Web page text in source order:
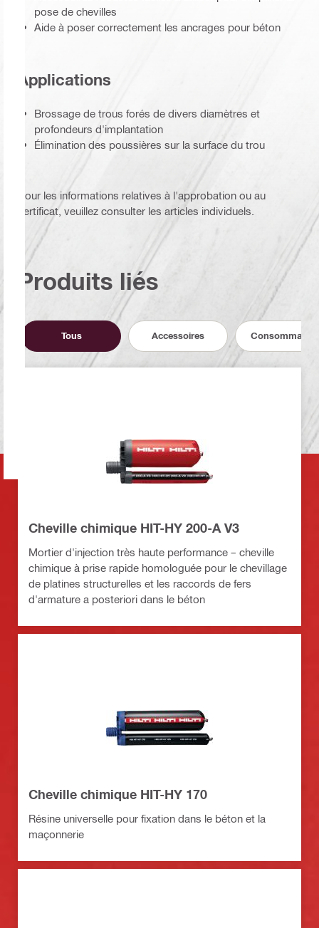
pose de chevilles
Aide à poser correctement les ancrages pour béton
Applications
Brossage de trous forés de divers diamètres et
profondeurs d'implantation
Élimination des poussières sur la surface du trou
Pour les informations relatives à l'approbation ou au
certificat, veuillez consulter les articles individuels.
Produits liés
Tous Accessoires Consommables
Cheville chimique HIT-HY 200-A V3
Mortier d'injection très haute performance – cheville
chimique à prise rapide homologuée pour le chevillage
de platines structurelles et les raccords de fers
d'armature a posteriori dans le béton
Cheville chimique HIT-HY 170
Résine universelle pour fixation dans le béton et la
maçonnerie